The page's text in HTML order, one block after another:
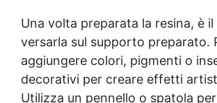
Una volta preparata la resina, è
versarla sul supporto preparato.
aggiungere colori, pigmenti o
decorativi per creare effetti
Utilizza un pennello o spatola